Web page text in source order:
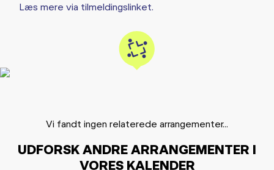
Læs mere via tilmeldingslinket.
Vi fandt ingen relaterede arrangementer...
UDFORSK ANDRE ARRANGEMENTER I
VORES KALENDER